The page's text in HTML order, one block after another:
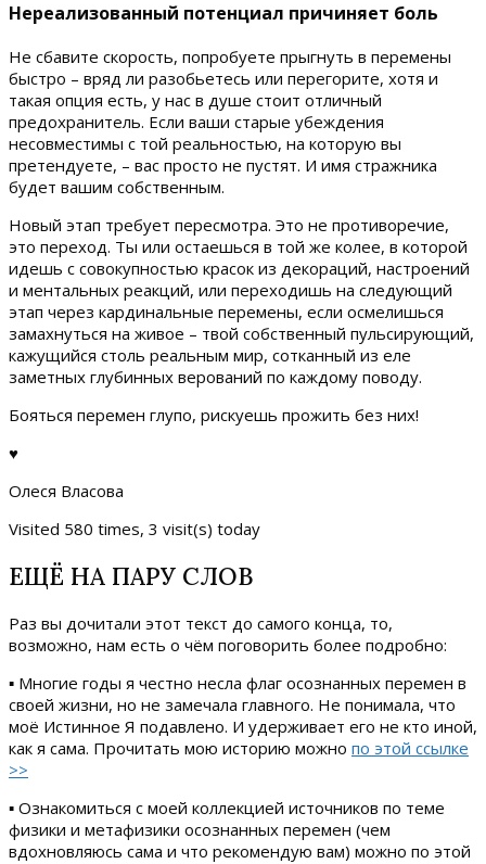
Нереализованный потенциал причиняет боль
Не сбавите скорость, попробуете прыгнуть в перемены
быстро – вряд ли разобьетесь или перегорите, хотя и
такая опция есть, у нас в душе стоит отличный
предохранитель. Если ваши старые убеждения
несовместимы с той реальностью, на которую вы
претендуете, – вас просто не пустят. И имя стражника
будет вашим собственным.
Новый этап требует пересмотра. Это не противоречие,
это переход. Ты или остаешься в той же колее, в которой
идешь с совокупностью красок из декораций, настроений
и ментальных реакций, или переходишь на следующий
этап через кардинальные перемены, если осмелишься
замахнуться на живое – твой собственный пульсирующий,
кажущийся столь реальным мир, сотканный из еле
заметных глубинных верований по каждому поводу.
Бояться перемен глупо, рискуешь прожить без них!
♥
Олеся Власова
Visited 580 times, 3 visit(s) today
ЕЩЁ НА ПАРУ СЛОВ
Раз вы дочитали этот текст до самого конца, то,
возможно, нам есть о чём поговорить более подробно:
▪ Многие годы я честно несла флаг осознанных перемен в
своей жизни, но не замечала главного. Не понимала, что
моё Истинное Я подавлено. И удерживает его не кто иной,
как я сама. Прочитать мою историю можно по этой ссылке
>>
▪ Ознакомиться с моей коллекцией источников по теме
физики и метафизики осознанных перемен (чем
вдохновляюсь сама и что рекомендую вам) можно по этой